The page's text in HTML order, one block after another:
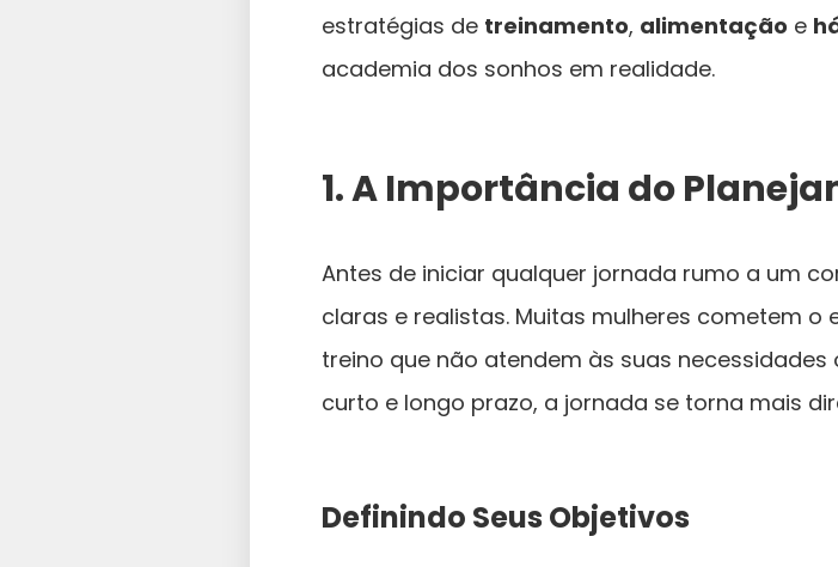
estratégias de treinamento, alimentação e
academia dos sonhos em realidade.
1. A Importância do
Antes de iniciar qualquer jornada rumo a um
claras e realistas. Muitas mulheres cometem
treino que não atendem às suas
curto e longo prazo, a jornada se torna mais
Definindo Seus Objetivos